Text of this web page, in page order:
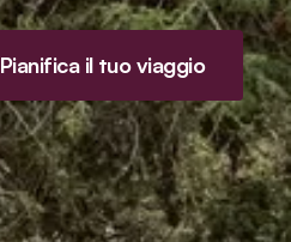
Pianifica il tuo viaggio